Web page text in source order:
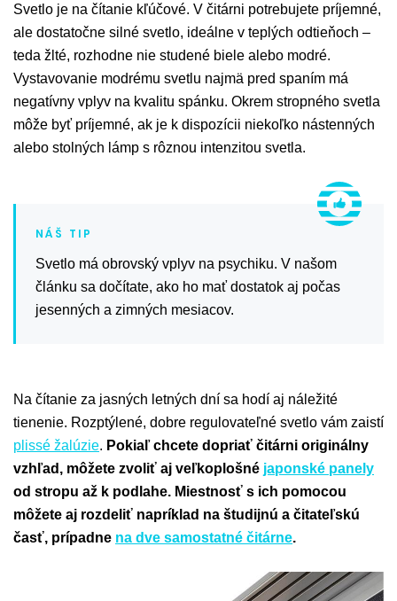
Svetlo je na čítanie kľúčové. V čitárni potrebujete príjemné,
ale dostatočne silné svetlo, ideálne v teplých odtieňoch –
teda žlté, rozhodne nie studené biele alebo modré.
Vystavovanie modrému svetlu najmä pred spaním má
negatívny vplyv na kvalitu spánku. Okrem stropného svetla
môže byť príjemné, ak je k dispozícii niekoľko nástenných
alebo stolných lámp s rôznou intenzitou svetla.
Svetlo má obrovský vplyv na psychiku. V našom
článku sa dočítate, ako ho mať dostatok aj počas
jesenných a zimných mesiacov.
Na čítanie za jasných letných dní sa hodí aj náležité
tienenie. Rozptýlené, dobre regulovateľné svetlo vám zaistí
plissé žalúzie. Pokiaľ chcete dopriať čitárni originálny
vzhľad, môžete zvoliť aj veľkoplošné japonské panely
od stropu až k podlahe. Miestnosť s ich pomocou
môžete aj rozdeliť napríklad na študijnú a čitateľskú
časť, prípadne na dve samostatné čitárne.